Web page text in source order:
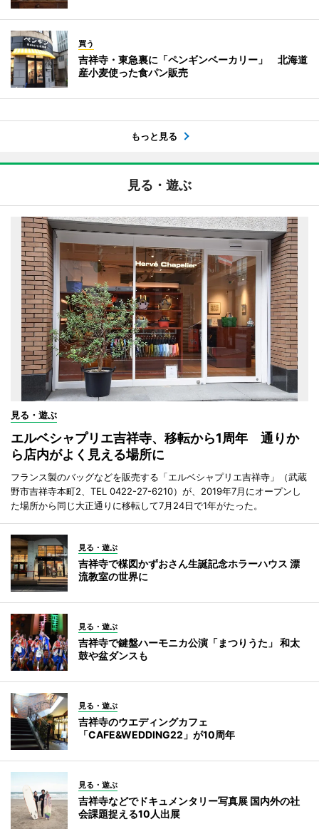
買う
吉祥寺・東急裏に「ペンギンベーカリー」 北海道
産小麦使った食パン販売
もっと見る
見る・遊ぶ
見る・遊ぶ
エルベシャプリエ吉祥寺、移転から1周年 通りか
ら店内がよく見える場所に
フランス製のバッグなどを販売する「エルベシャプリエ吉祥寺」（武蔵
野市吉祥寺本町2、TEL 0422-27-6210）が、2019年7月にオープンし
た場所から同じ大正通りに移転して7月24日で1年がたった。
見る・遊ぶ
吉祥寺で楳図かずおさん生誕記念ホラーハウス 漂
流教室の世界に
見る・遊ぶ
吉祥寺で鍵盤ハーモニカ公演「まつりうた」 和太
鼓や盆ダンスも
見る・遊ぶ
吉祥寺のウエディングカフェ
「CAFE&WEDDING22」が10周年
見る・遊ぶ
吉祥寺などでドキュメンタリー写真展 国内外の社
会課題捉える10人出展